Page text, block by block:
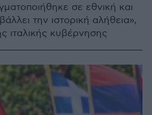
σε εθνική και
την ιστορική αλήθεια»,
ιταλικής κυβέρνησης